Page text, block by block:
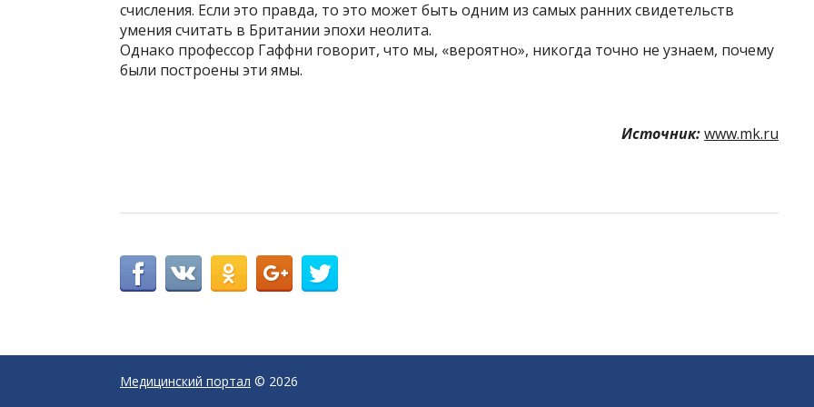
счисления. Если это правда, то это может быть одним из самых ранних свидетельств
умения считать в Британии эпохи неолита.
Однако профессор Гаффни говорит, что мы, «вероятно», никогда точно не узнаем, почему
были построены эти ямы.
Источник:www.mk.ru
Медицинский портал © 2026